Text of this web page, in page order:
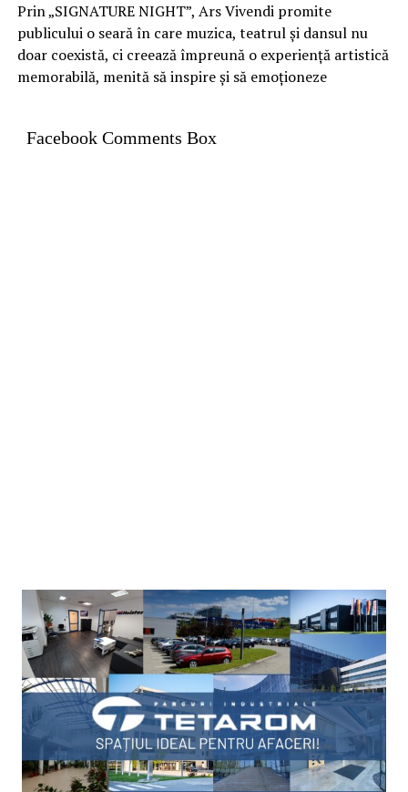
Prin „SIGNATURE NIGHT”, Ars Vivendi promite
publicului o seară în care muzica, teatrul și dansul nu
doar coexistă, ci creează împreună o experiență artistică
memorabilă, menită să inspire și să emoționeze
Facebook Comments Box